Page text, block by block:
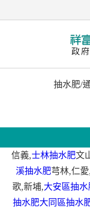
抽水肥/
信義,士林抽水肥文
溪抽水肥芎林,仁愛
歌,新埔,大安區抽水
抽水肥大同區抽水